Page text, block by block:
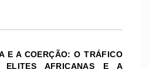
E A COERÇÃO: O TRÁFICO
ELITES AFRICANAS E A